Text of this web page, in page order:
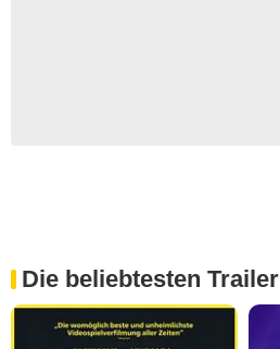
Die beliebtesten Trailer